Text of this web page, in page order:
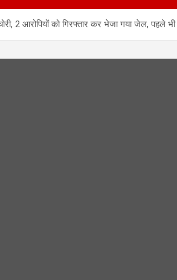
2 आरोपियों को गिरफ्तार कर भेजा गया जेल, पहले